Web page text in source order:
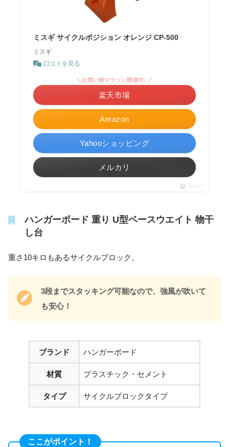
ミスギ サイクルポジション オレンジ CP-500
ミスギ
口コミを見る
Amazon
＼お買い物マラソン開催中♪／
楽天市場
Yahooショッピング
メルカリ
ポチップ
ハンガーボード 重り U型ベースウエイト 物干
し台
重さ10キロもあるサイクルブロック。
3段までスタッキング可能なので、強風が吹いて
も安心！
ブランド ハンガーボード
材質 プラスチック・セメント
タイプ サイクルブロックタイプ
ここがポイント！